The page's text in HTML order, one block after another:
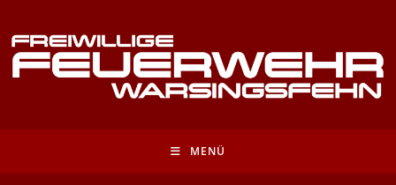
MENÜ